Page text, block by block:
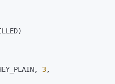
)
, 3,
10分钟微调：让0.6B模型媲美235B模
即刻拥有 DeepSeek-R1 满血版